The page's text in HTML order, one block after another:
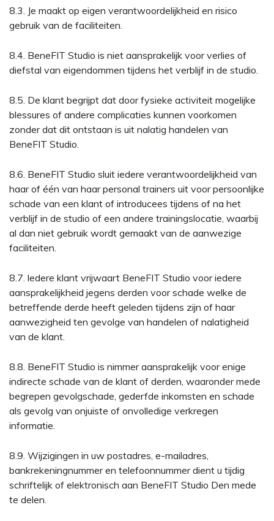
8.3. Je maakt op eigen verantwoordelijkheid en risico
gebruik van de faciliteiten.
8.4. BeneFIT Studio is niet aansprakelijk voor verlies of
diefstal van eigendommen tijdens het verblijf in de studio.
8.5. De klant begrijpt dat door fysieke activiteit mogelijke
blessures of andere complicaties kunnen voorkomen
zonder dat dit ontstaan is uit nalatig handelen van
BeneFIT Studio.
8.6. BeneFIT Studio sluit iedere verantwoordelijkheid van
haar of één van haar personal trainers uit voor persoonlijke
schade van een klant of introducees tijdens of na het
verblijf in de studio of een andere trainingslocatie, waarbij
al dan niet gebruik wordt gemaakt van de aanwezige
faciliteiten.
8.7. ledere klant vrijwaart BeneFIT Studio voor iedere
aansprakelijkheid jegens derden voor schade welke de
betreffende derde heeft geleden tijdens zijn of haar
aanwezigheid ten gevolge van handelen of nalatigheid
van de klant.
8.8. BeneFIT Studio is nimmer aansprakelijk voor enige
indirecte schade van de klant of derden, waaronder mede
begrepen gevolgschade, gederfde inkomsten en schade
als gevolg van onjuiste of onvolledige verkregen
informatie.
8.9. Wijzigingen in uw postadres, e-mailadres,
bankrekeningnummer en telefoonnummer dient u tijdig
schriftelijk of elektronisch aan BeneFIT Studio Den mede
te delen.